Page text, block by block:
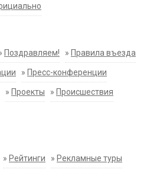
Поздравляем! » Правила въезда
» Пресс-конференции
» Проекты » Происшествия
» Рейтинги » Рекламные туры